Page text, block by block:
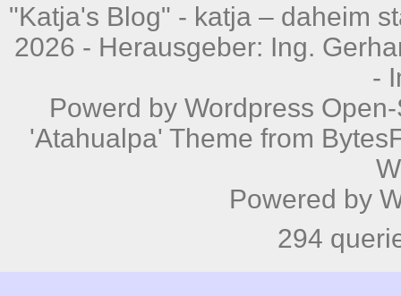
"Katja's Blog" - katja – daheim
2026 - Herausgeber: Ing.
-
Powerd by Wordpress
'Atahualpa' Theme from
Powered by
294